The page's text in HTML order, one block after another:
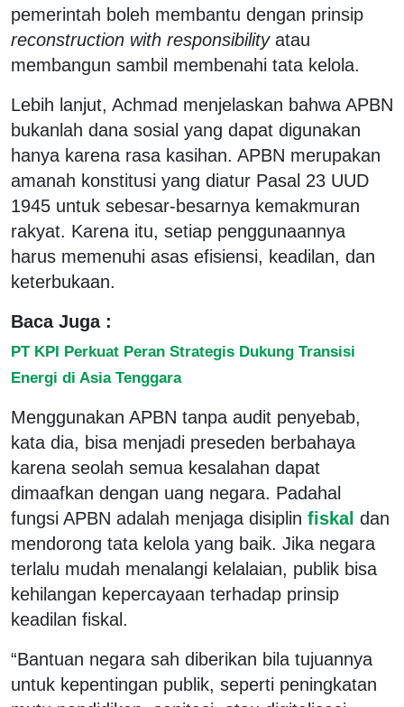
pemerintah boleh membantu dengan prinsip
reconstruction with responsibilityatau
membangun sambil membenahi tata kelola.
Lebih lanjut, Achmad menjelaskan bahwa APBN
bukanlah dana sosial yang dapat digunakan
hanya karena rasa kasihan. APBN merupakan
amanah konstitusi yang diatur Pasal 23 UUD
1945 untuk sebesar-besarnya kemakmuran
rakyat. Karena itu, setiap penggunaannya
harus memenuhi asas efisiensi, keadilan, dan
keterbukaan.
Baca Juga :
PT KPI Perkuat Peran Strategis Dukung Transisi
Energi di Asia Tenggara
Menggunakan APBN tanpa audit penyebab,
kata dia, bisa menjadi preseden berbahaya
karena seolah semua kesalahan dapat
dimaafkan dengan uang negara. Padahal
fungsi APBN adalah menjaga disiplin fiskal dan
mendorong tata kelola yang baik. Jika negara
terlalu mudah menalangi kelalaian, publik bisa
kehilangan kepercayaan terhadap prinsip
keadilan fiskal.
“Bantuan negara sah diberikan bila tujuannya
untuk kepentingan publik, seperti peningkatan